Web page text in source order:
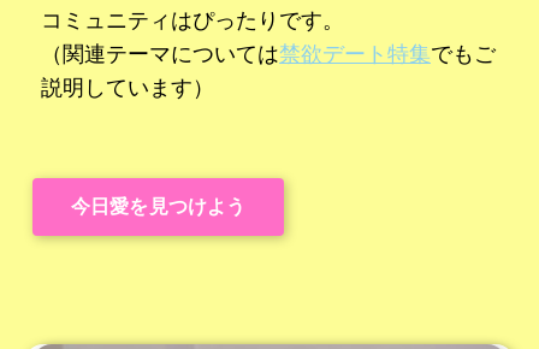
コミュニティはぴったりです。
（関連テーマについては禁欲デート特集でもご
説明しています）
今日愛を見つけよう